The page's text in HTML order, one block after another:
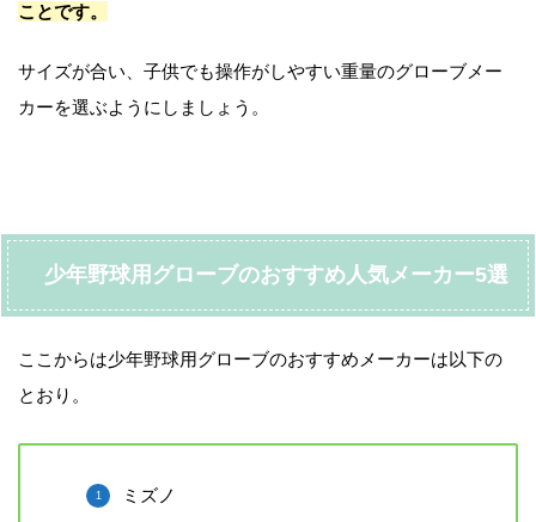
ことです。
サイズが合い、子供でも操作がしやすい重量のグローブメー
カーを選ぶようにしましょう。
少年野球用グローブのおすすめ人気メーカー5選
ここからは少年野球用グローブのおすすめメーカーは以下の
とおり。
ミズノ